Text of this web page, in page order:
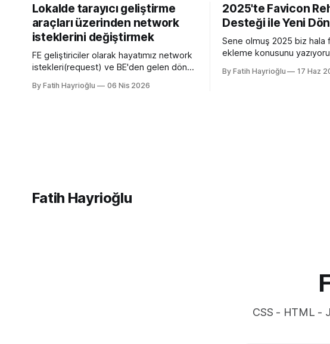
Lokalde tarayıcı geliştirme
araçları üzerinden network
isteklerini değiştirmek
FE geliştiriciler olarak hayatımız network
istekleri(request) ve BE'den gelen dönen
bilgisayarımızda çalışırken bu istekleri
By Fatih Hayrioğlu 06 Nis 2026
2025'te Favicon
Desteği ile Yeni
Sene olmuş 2025 biz hala
ekleme konusunu
sürümü olan 26 ile birlikte
By Fatih Hayrioğlu 17 Haz
Fatih Hayrioğlu
CSS - HTML -